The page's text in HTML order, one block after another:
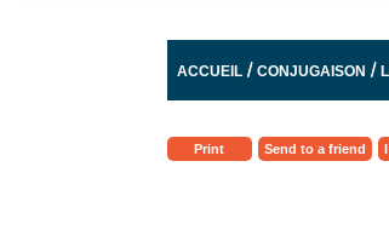
ACCUEIL /CONJUGAISON /
Print Send to a friend